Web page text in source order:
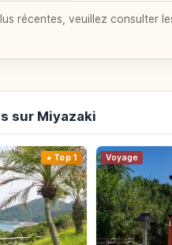
récentes, veuillez consulter
sur Miyazaki
Top 1 Voyage